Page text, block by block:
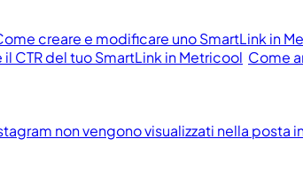
creare e modificare uno SmartLink in
CTR del tuo SmartLink in Metricool Come
non vengono visualizzati nella posta